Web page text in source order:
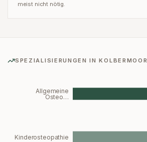
meist nicht nötig.
SPEZIALISIERUNGEN INKOLBERMOOR
Allgemeine
Osteo…
Kinderosteopathie